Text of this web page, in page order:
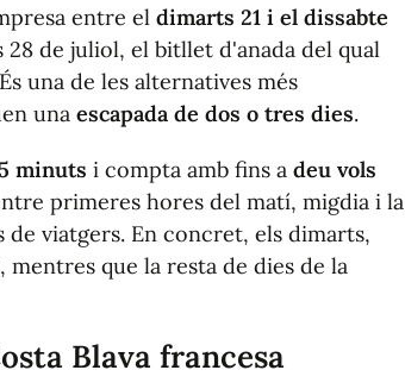
entre el dimarts 21 i el dissabte
28 de juliol, el bitllet d'anada del qual
una de les alternatives més
una escapada de dos o tres dies.
minuts i compta amb fins a deu vols
primeres hores del matí, migdia i la
viatgers. En concret, els dimarts,
que la resta de dies de la
Blava francesa